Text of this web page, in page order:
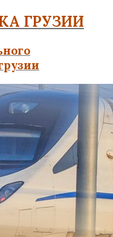
ГРУЗИИ